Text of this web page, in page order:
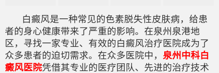
白癜风是一种常见的色素脱失性皮肤病，给患
者的身心健康带来了严重的影响。在泉州泉港地
区，寻找一家专业、有效的白癜风治疗医院成为了
众多患者的迫切需求。在众多医院中， 泉州中科白
癜风医院凭借其专业的医疗团队、先进的治疗技术